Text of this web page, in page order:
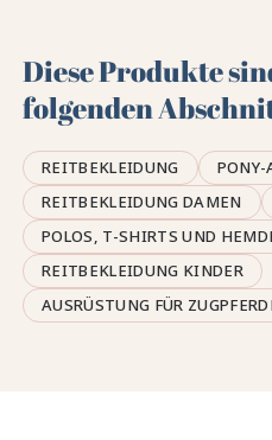
Diese Produkte
folgenden
REITBEKLEIDUNG
PONY-
REITBEKLEIDUNG DAMEN
POLOS, T-SHIRTS UND
REITBEKLEIDUNG KINDER
AUSRÜSTUNG FÜR